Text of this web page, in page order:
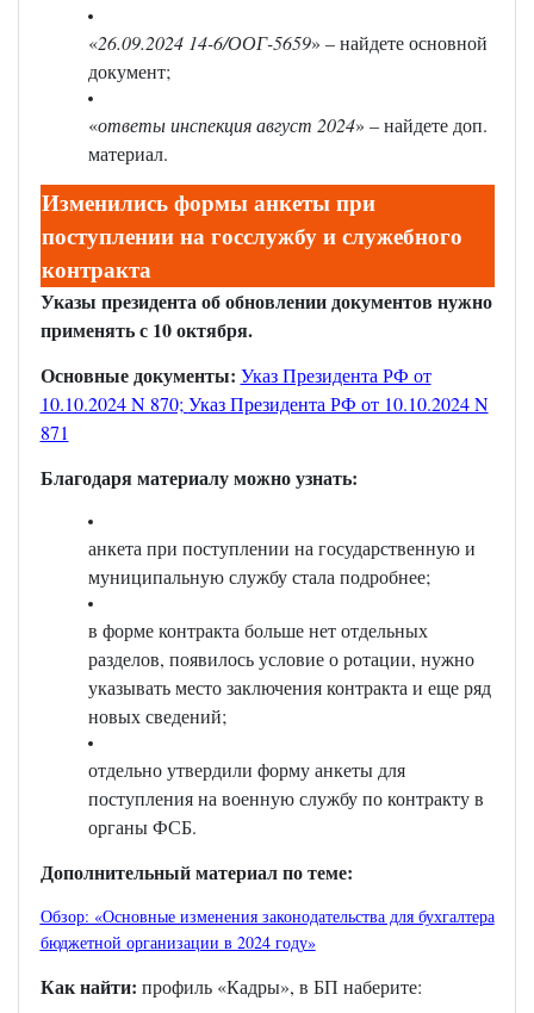
«26.09.2024 14-6/ООГ-5659» – найдете основной
документ;
«ответы инспекция август 2024» – найдете доп.
материал.
Изменились формы анкеты при
поступлении на госслужбу и служебного
контракта
Указы президента об обновлении документов нужно
применять с 10 октября.
Основные документы: Указ Президента РФ от
10.10.2024 N 870;Указ Президента РФ от 10.10.2024 N
871
Благодаря материалу можно узнать:
анкета при поступлении на государственную и
муниципальную службу стала подробнее;
в форме контракта больше нет отдельных
разделов, появилось условие о ротации, нужно
указывать место заключения контракта и еще ряд
новых сведений;
отдельно утвердили форму анкеты для
поступления на военную службу по контракту в
органы ФСБ.
Дополнительный материал по теме:
Обзор: «Основные изменения законодательства для бухгалтера
бюджетной организации в 2024 году»
Как найти: профиль «Кадры», в БП наберите: